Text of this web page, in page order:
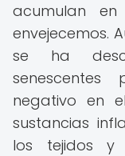
acumulan
envejecemos.
se ha
negativo en
sustancias
los tejidos y